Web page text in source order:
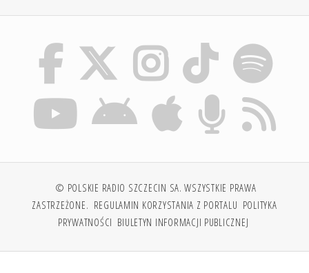
© POLSKIE RADIO SZCZECIN SA. WSZYSTKIE PRAWA
ZASTRZEŻONE. REGULAMIN KORZYSTANIA Z PORTALU POLITYKA
PRYWATNOŚCI BIULETYN INFORMACJI PUBLICZNEJ